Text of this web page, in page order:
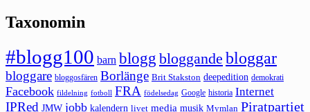
Taxonomin
#blogg100 barn blogg bloggande bloggar
bloggare bloggosfären Borlänge Brit Stakston deepedition demokrati
Facebook fildelning fotboll FRA födelsedag Google historia Internet
IPRed JMW jobb kalendern livet media musik Mymlan Piratpartiet